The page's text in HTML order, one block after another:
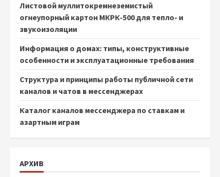
Листовой муллитокремнеземистый
огнеупорный картон МКРК-500 для тепло- и
звукоизоляции
Информация о домах: типы, конструктивные
особенности и эксплуатационные требования
Структура и принципы работы публичной сети
каналов и чатов в мессенджерах
Каталог каналов мессенджера по ставкам и
азартным играм
АРХИВ